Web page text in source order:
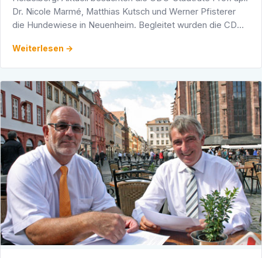
Dr. Nicole Marmé, Matthias Kutsch und Werner Pfisterer
die Hundewiese in Neuenheim. Begleitet wurden die CDU-
Weiterlesen →